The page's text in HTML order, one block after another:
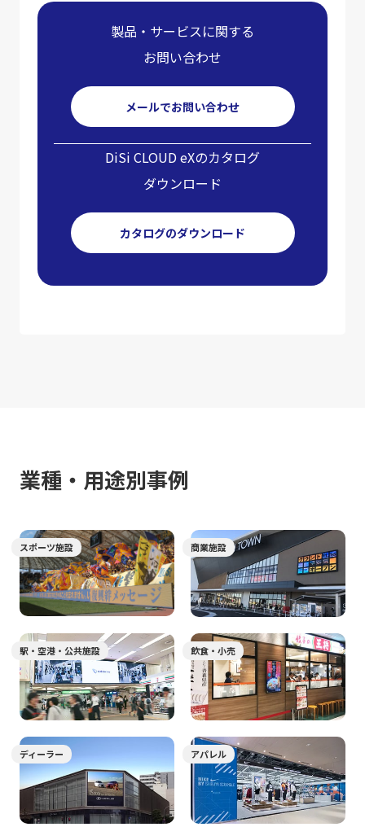
製品・サービスに関する
お問い合わせ
メールでお問い合わせ
DiSi CLOUD eXのカタログ
ダウンロード
カタログのダウンロード
業種・⽤途別事例
スポーツ施設 商業施設
駅・空港・公共施設 飲食・小売
ディーラー アパレル